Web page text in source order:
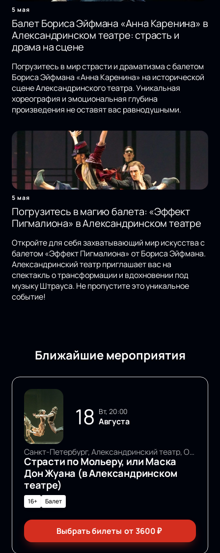
5 мая
Балет Бориса Эйфмана «Анна Каренина» в
Александринском театре: страсть и
драма на сцене
Погрузитесь в мир страсти и драматизма с балетом
Бориса Эйфмана «Анна Каренина» на исторической
сцене Александринского театра. Уникальная
хореография и эмоциональная глубина
произведения не оставят вас равнодушными.
5 мая
Погрузитесь в магию балета: «Эффект
Пигмалиона» в Александринском театре
Откройте для себя захватывающий мир искусства с
балетом «Эффект Пигмалиона» от Бориса Эйфмана.
Александринский театр приглашает вас на
спектакль о трансформации и вдохновении под
музыку Штрауса. Не пропустите это уникальное
событие!
Ближайшие мероприятия
18 вт, 20:00
Августа
Санкт-Петербург, Александринский театр, Основная сцена
Страсти по Мольеру, или Маска
Дон Жуана (в Александринском
театре)
16+ Балет
Выбрать билеты от3600₽